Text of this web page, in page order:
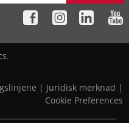
| Juridisk merknad |
Cookie Preferences